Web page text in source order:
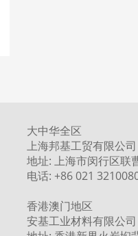
大中华全区
上海邦基工贸有限公
地址: 上海市闵行区联
电话: +86 021
香港澳门地区
安基工业材料有限公